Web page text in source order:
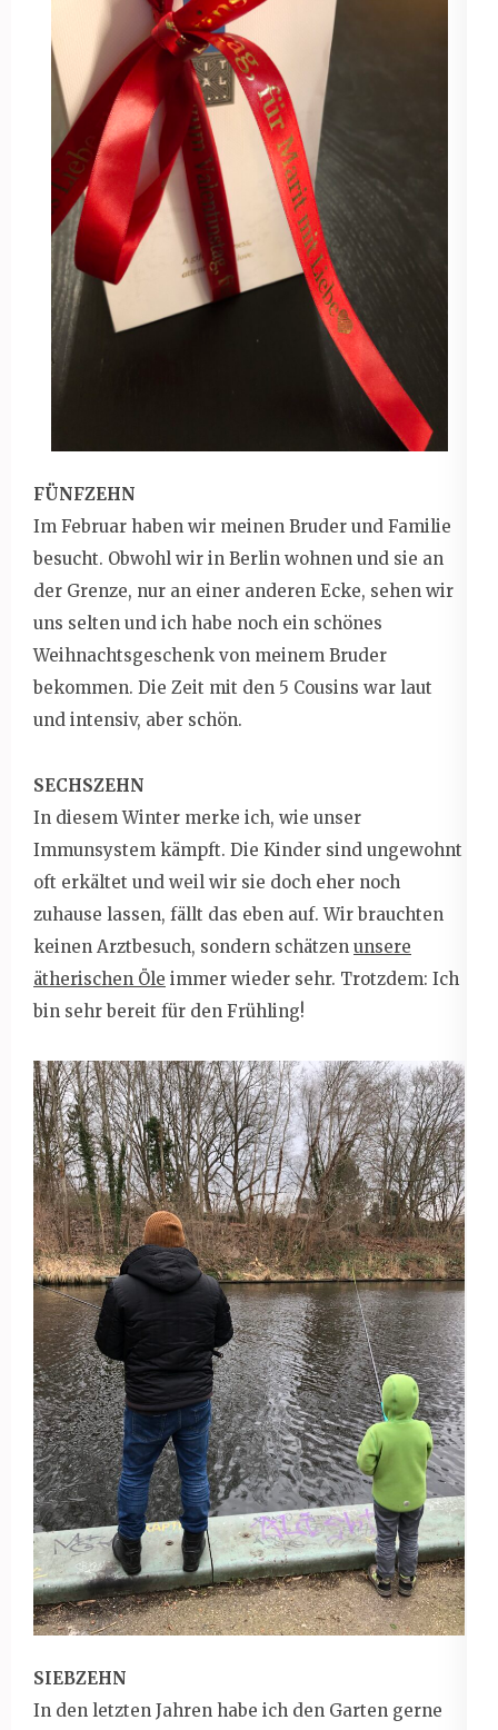
FÜNFZEHN
Im Februar haben wir meinen Bruder und Familie
besucht. Obwohl wir in Berlin wohnen und sie an
der Grenze, nur an einer anderen Ecke, sehen wir
uns selten und ich habe noch ein schönes
Weihnachtsgeschenk von meinem Bruder
bekommen. Die Zeit mit den 5 Cousins war laut
und intensiv, aber schön.
SECHSZEHN
In diesem Winter merke ich, wie unser
Immunsystem kämpft. Die Kinder sind ungewohnt
oft erkältet und weil wir sie doch eher noch
zuhause lassen, fällt das eben auf. Wir brauchten
keinen Arztbesuch, sondern schätzen unsere
ätherischen Öle immer wieder sehr. Trotzdem: Ich
bin sehr bereit für den Frühling!
SIEBZEHN
In den letzten Jahren habe ich den Garten gerne